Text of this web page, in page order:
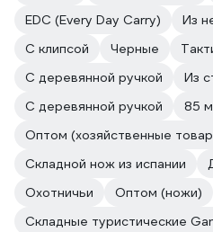
EDC (Every Day Carry)
Из
C клипсой
Черные
C деревянной ручкой
Из
С деревянной ручкой
85
Оптом (хозяйственные
Складной нож из испании
Охотничьи
Оптом (ножи)
Складные туристические